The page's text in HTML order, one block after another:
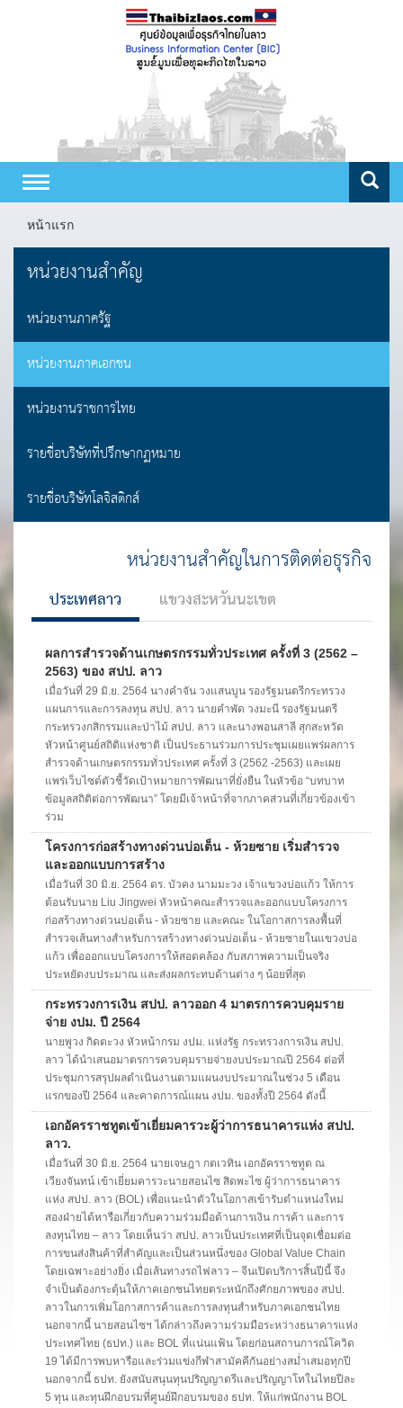
Toggle
navigation
หน้าแรก
หน่วยงานสำคัญ
หน่วยงานภาครัฐ
หน่วยงานภาคเอกชน
หน่วยงานราชการไทย
รายชื่อบริษัทที่ปรึกษากฏหมาย
รายชื่อบริษัทโลจิสติกส์
หน่วยงานสำคัญในการติดต่อธุรกิจ
ประเทศลาว แขวงสะหวันนะเขต
ผลการสำรวจด้านเกษตรกรรมทั่วประเทศ ครั้งที่ 3 (2562 –
2563) ของ สปป. ลาว
เมื่อวันที่ 29 มิ.ย. 2564 นางคำจัน วงแสนบูน รองรัฐมนตรีกระทรวง
แผนการและการลงทุน สปป. ลาว นายคำพัด วงมะนี รองรัฐมนตรี
กระทรวงกสิกรรมและป่าไม้ สปป. ลาว และนางพอนสาลี สุกสะหวัด
หัวหน้าศูนย์สถิติแห่งชาติ เป็นประธานร่วมการประชุมเผยแพร่ผลการ
สำรวจด้านเกษตรกรรมทั่วประเทศ ครั้งที่ 3 (2562 -2563) และเผย
แพร่เว็บไซต์ตัวชี้วัดเป้าหมายการพัฒนาที่ยั่งยืน ในหัวข้อ “บทบาท
ข้อมูลสถิติต่อการพัฒนา” โดยมีเจ้าหน้าที่จากภาคส่วนที่เกี่ยวข้องเข้า
ร่วม
โครงการก่อสร้างทางด่วนบ่อเต็น - ห้วยซาย เริ่มสำรวจ
และออกแบบการสร้าง
เมื่อวันที่ 30 มิ.ย. 2564 ดร. บัวคง นามมะวง เจ้าแขวงบ่อแก้ว ให้การ
ต้อนรับนาย Liu Jingwei หัวหน้าคณะสำรวจและออกแบบโครงการ
ก่อสร้างทางด่วนบ่อเต็น - ห้วยซาย และคณะ ในโอกาสการลงพื้นที่
สำรวจเส้นทางสำหรับการสร้างทางด่วนบ่อเต็น - ห้วยซายในแขวงบ่อ
แก้ว เพื่อออกแบบโครงการให้สอดคล้อง กับสภาพความเป็นจริง
ประหยัดงบประมาณ และส่งผลกระทบด้านต่าง ๆ น้อยที่สุด
กระทรวงการเงิน สปป. ลาวออก 4 มาตรการควบคุมราย
จ่าย งปม. ปี 2564
นายพูวง กิดตะวง หัวหน้ากรม งปม. แห่งรัฐ กระทรวงการเงิน สปป.
ลาว ได้นำเสนอมาตรการควบคุมรายจ่ายงบประมาณปี 2564 ต่อที่
ประชุมการสรุปผลดำเนินงานตามแผนงบประมาณในช่วง 5 เดือน
แรกของปี 2564 และคาดการณ์แผน งปม. ของทั้งปี 2564 ดังนี้
เอกอัครราชทูตเข้าเยี่ยมคารวะผู้ว่าการธนาคารแห่ง สปป.
ลาว.
เมื่อวันที่ 30 มิ.ย. 2564 นายเจษฎา กตเวทิน เอกอัครราชทูต ณ
เวียงจันทน์ เข้าเยี่ยมคารวะนายสอนไซ สิดพะไซ ผู้ว่าการธนาคาร
แห่ง สปป. ลาว (BOL) เพื่อแนะนำตัวในโอกาสเข้ารับตำแหน่งใหม่
สองฝ่ายได้หารือเกี่ยวกับความร่วมมือด้านการเงิน การค้า และการ
ลงทุนไทย – ลาว โดยเห็นว่า สปป. ลาวเป็นประเทศที่เป็นจุดเชื่อมต่อ
การขนส่งสินค้าที่สำคัญและเป็นส่วนหนึ่งของ Global Value Chain
โดยเฉพาะอย่างยิ่ง เมื่อเส้นทางรถไฟลาว – จีนเปิดบริการสิ้นปีนี้ จึง
จำเป็นต้องกระตุ้นให้ภาคเอกชนไทยตระหนักถึงศักยภาพของ สปป.
ลาวในการเพิ่มโอกาสการค้าและการลงทุนสำหรับภาคเอกชนไทย
นอกจากนี้ นายสอนไซฯ ได้กล่าวถึงความร่วมมือระหว่างธนาคารแห่ง
ประเทศไทย (ธปท.) และ BOL ที่แน่นแฟ้น โดยก่อนสถานการณ์โควิด
19 ได้มีการพบหารือและร่วมแข่งกีฬาสามัคคีกันอย่างสม่ำเสมอทุกปี
นอกจากนี้ ธปท. ยังสนับสนุนทุนปริญญาตรีและปริญญาโทในไทยปีละ
5 ทุน และทุนฝึกอบรมที่ศูนย์ฝึกอบรมของ ธปท. ให้แก่พนักงาน BOL